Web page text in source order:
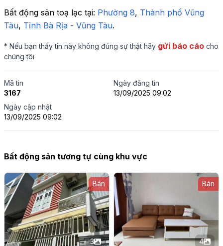
Bất động sản toạ lạc tại: Phường 8, Thành phố Vũng
Tàu, Tỉnh Bà Rịa - Vũng Tàu.
* Nếu bạn thấy tin này không đúng sự thật hãy gửi báo cáo cho
chúng tôi
Mã tin
3167
Ngày đăng tin
13/09/2025 09:02
Ngày cập nhật
13/09/2025 09:02
Bất động sản tương tự cùng khu vực
Bán
3
Bán
4